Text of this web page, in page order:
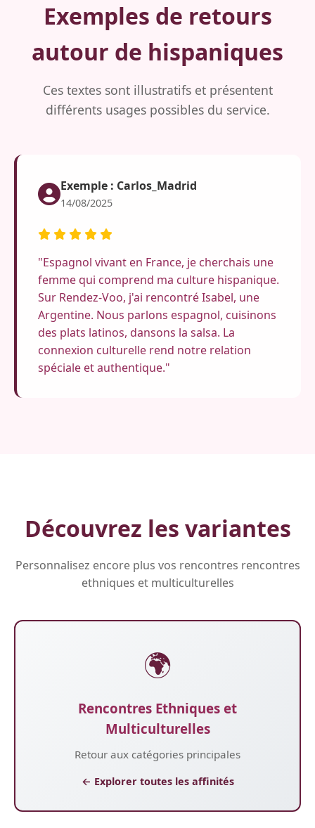
Exemples de retours
autour de hispaniques
Ces textes sont illustratifs et présentent
différents usages possibles du service.
Exemple : Carlos_Madrid
14/08/2025
"Espagnol vivant en France, je cherchais une
femme qui comprend ma culture hispanique.
Sur Rendez-Voo, j'ai rencontré Isabel, une
Argentine. Nous parlons espagnol, cuisinons
des plats latinos, dansons la salsa. La
connexion culturelle rend notre relation
spéciale et authentique."
Découvrez les variantes
Personnalisez encore plus vos rencontres rencontres
ethniques et multiculturelles
🌍
Rencontres Ethniques et
Multiculturelles
Retour aux catégories principales
← Explorer toutes les affinités